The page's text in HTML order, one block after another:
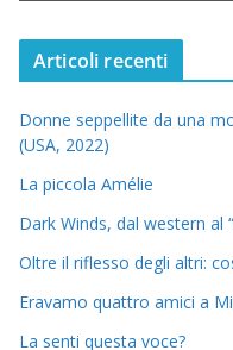
Articoli recenti
Donne seppellite da una
(USA, 2022)
La piccola Amélie
Dark Winds, dal western al
Oltre il riflesso degli altri:
Eravamo quattro amici a
La senti questa voce?